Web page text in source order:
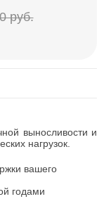
руб.
выносливости и
нагрузок.
вашего
годами